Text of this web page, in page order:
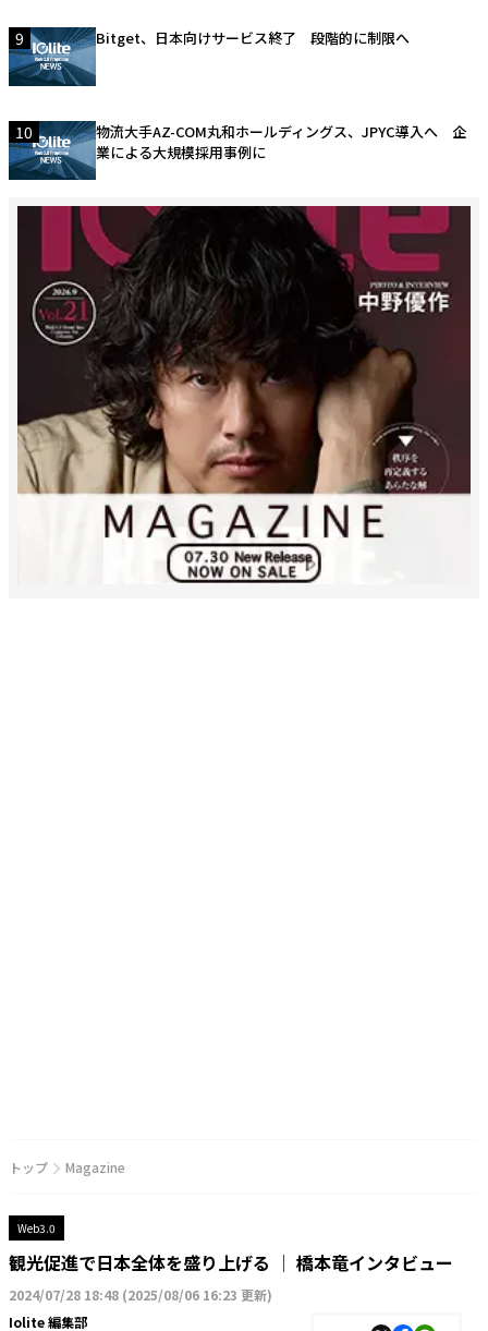
9 Bitget、日本向けサービス終了 段階的に制限へ
10
物流大手AZ-COM丸和ホールディングス、JPYC導入へ 企
業による大規模採用事例に
トップ Magazine
Web3.0
観光促進で日本全体を盛り上げる │ 橋本竜インタビュー
2024/07/28 18:48 (2025/08/06 16:23 更新)
Iolite 編集部